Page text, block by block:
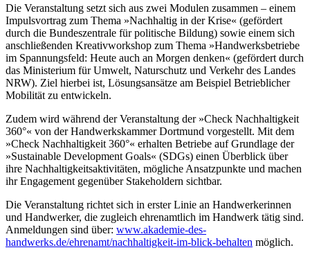
Die Veranstaltung setzt sich aus zwei Modulen zusammen – einem
Impulsvortrag zum Thema »Nachhaltig in der Krise« (gefördert
durch die Bundeszentrale für politische Bildung) sowie einem sich
anschließenden Kreativworkshop zum Thema »Handwerksbetriebe
im Spannungsfeld: Heute auch an Morgen denken« (gefördert durch
das Ministerium für Umwelt, Naturschutz und Verkehr des Landes
NRW). Ziel hierbei ist, Lösungsansätze am Beispiel Betrieblicher
Mobilität zu entwickeln.
Zudem wird während der Veranstaltung der »Check Nachhaltigkeit
360°« von der Handwerkskammer Dortmund vorgestellt. Mit dem
»Check Nachhaltigkeit 360°« erhalten Betriebe auf Grundlage der
»Sustainable Development Goals« (SDGs) einen Überblick über
ihre Nachhaltigkeitsaktivitäten, mögliche Ansatzpunkte und machen
ihr Engagement gegenüber Stakeholdern sichtbar.
Die Veranstaltung richtet sich in erster Linie an Handwerkerinnen
und Handwerker, die zugleich ehrenamtlich im Handwerk tätig sind.
Anmeldungen sind über: www.akademie-des-
handwerks.de/ehrenamt/nachhaltigkeit-im-blick-behalten möglich.